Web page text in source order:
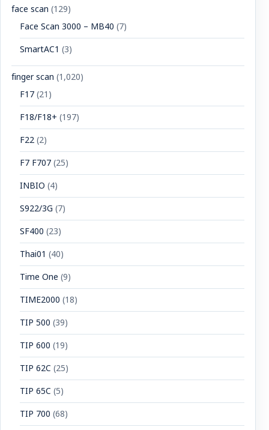
face scan (129)
Face Scan 3000 – MB40 (7)
SmartAC1 (3)
finger scan (1,020)
F17(21)
F18/F18+ (197)
F22(2)
F7 F707(25)
INBIO (4)
S922/3G (7)
SF400 (23)
Thai01 (40)
Time One (9)
TIME2000 (18)
TIP 500 (39)
TIP 600 (19)
TIP 62C (25)
TIP 65C (5)
TIP 700 (68)